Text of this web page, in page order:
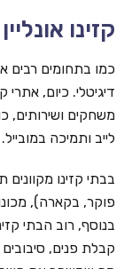
קזינו
כמו בתחומים רבים
דיגיטלי. כיום, אתרי
משחקים ושירותים,
לייב ותמיכה במובייל.
בבתי קזינו
פוקר, בקארה),
בנוסף, רוב הבתי
קבלת פנים, סיבובים